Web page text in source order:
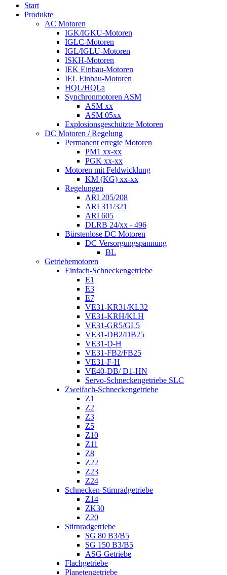
Start
Produkte
AC Motoren
IGK/IGKU-Motoren
IGLC-Motoren
IGL/IGLU-Motoren
ISKH-Motoren
IEK Einbau-Motoren
IEL Einbau-Motoren
HQL/HQLa
Synchronmotoren ASM
ASM xx
ASM 05xx
Explosionsgeschützte Motoren
DC Motoren / Regelung
Permanent erregte Motoren
PM1 xx-xx
PGK xx-xx
Motoren mit Feldwicklung
KM (KG) xx-xx
Regelungen
ARI 205/208
ARI 311/321
ARI 605
DLRB 24/xx - 496
Bürstenlose DC Motoren
DC Versorgungspannung
BL
Getriebemotoren
Einfach-Schneckengetriebe
E1
E3
E7
VE31-KR31/KL32
VE31-KRH/KLH
VE31-GR5/GL5
VE31-DB2/DB25
VE31-D-H
VE31-FB2/FB25
VE31-F-H
VE40-DB/ D1-HN
Servo-Schneckengetriebe SLC
Zweifach-Schneckengetriebe
Z1
Z2
Z3
Z5
Z10
Z11
Z8
Z22
Z23
Z24
Schnecken-Stirnradgetriebe
Z14
ZK30
Z20
Stirnradgetriebe
SG 80 B3/B5
SG 150 B3/B5
ASG Getriebe
Flachgetriebe
Planetengetriebe